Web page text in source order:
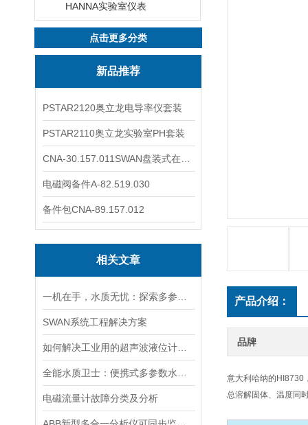
HANNA实验室仪表
点击更多分类
新品推荐
PSTAR2120奥立龙电导率仪套装
PSTAR2110奥立龙实验室PH套装
电磁阀备件A-82.519.030
备件包CNA-89.157.012
相关文章
SWAN系统工程解决方案
电磁流量计故障分类及分析
产品介绍：
品牌
意大利哈纳的HI8730
总溶解固体、温度同